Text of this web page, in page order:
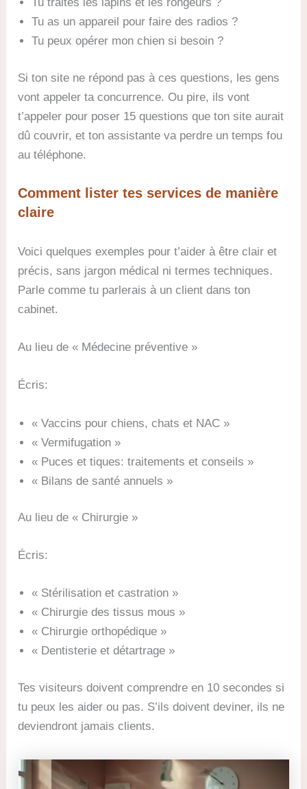
Tu as un appareil pour faire des radios ?
Tu peux opérer mon chien si besoin ?
Si ton site ne répond pas à ces questions, les gens
vont appeler ta concurrence. Ou pire, ils vont
t’appeler pour poser 15 questions que ton site aurait
dû couvrir, et ton assistante va perdre un temps fou
au téléphone.
Comment lister tes services de manière
claire
Voici quelques exemples pour t’aider à être clair et
précis, sans jargon médical ni termes techniques.
Parle comme tu parlerais à un client dans ton
cabinet.
Au lieu de « Médecine préventive »
Écris:
« Vaccins pour chiens, chats et NAC »
« Vermifugation »
« Puces et tiques: traitements et conseils »
« Bilans de santé annuels »
Au lieu de « Chirurgie »
Écris:
« Stérilisation et castration »
« Chirurgie des tissus mous »
« Chirurgie orthopédique »
« Dentisterie et détartrage »
Tes visiteurs doivent comprendre en 10 secondes si
tu peux les aider ou pas. S’ils doivent deviner, ils ne
deviendront jamais clients.